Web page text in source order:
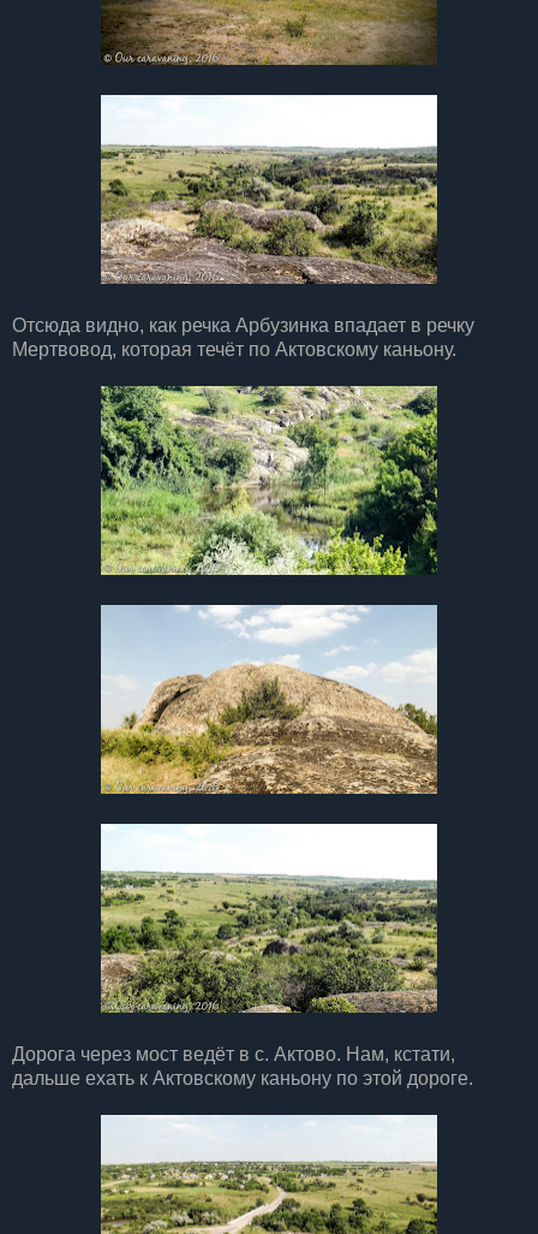
Отсюда видно, как речка Арбузинка впадает в речку
Мертвовод, которая течёт по Актовскому каньону.
Дорога через мост ведёт в с. Актово. Нам, кстати,
дальше ехать к Актовскому каньону по этой дороге.